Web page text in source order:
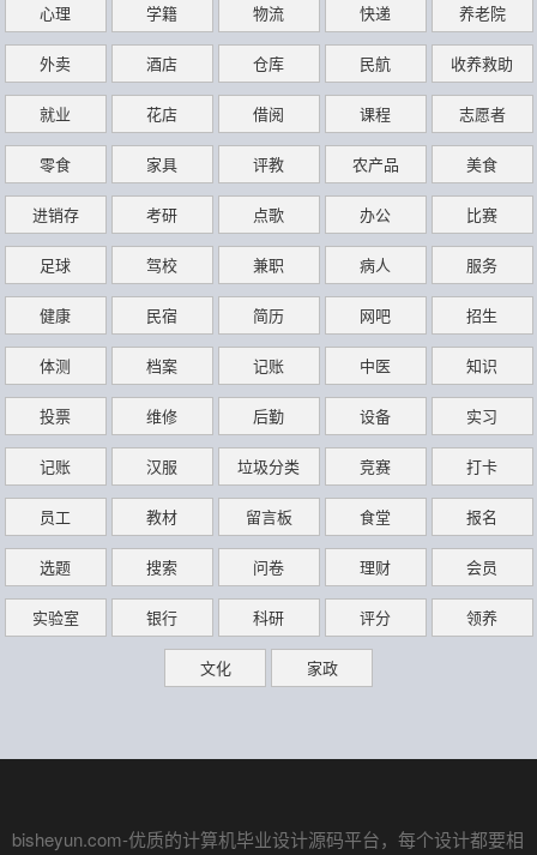
心理 学籍 物流 快递 养老院
外卖 酒店 仓库 民航 收养救助
就业 花店 借阅 课程 志愿者
零食 家具 评教 农产品 美食
进销存 考研 点歌 办公 比赛
足球 驾校 兼职 病人 服务
健康 民宿 简历 网吧 招生
体测 档案 记账 中医 知识
投票 维修 后勤 设备 实习
记账 汉服 垃圾分类 竞赛 打卡
员工 教材 留言板 食堂 报名
选题 搜索 问卷 理财 会员
实验室 银行 科研 评分 领养
文化 家政
bisheyun.com-优质的计算机毕业设计源码平台，每个设计都要相